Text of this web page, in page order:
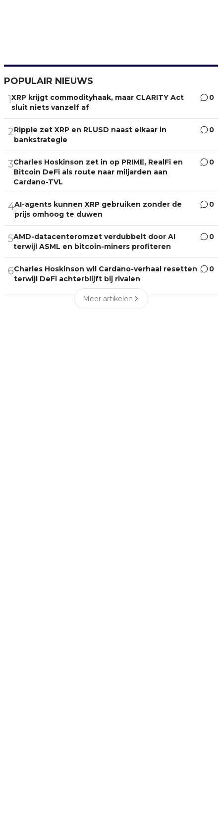
POPULAIR NIEUWS
1XRP krijgt commodityhaak, maar CLARITY Act
sluit niets vanzelf af
0
2Ripple zet XRP en RLUSD naast elkaar in
bankstrategie
0
3Charles Hoskinson zet in op PRIME, RealFi en
Bitcoin DeFi als route naar miljarden aan
Cardano-TVL
0
4AI-agents kunnen XRP gebruiken zonder de
prijs omhoog te duwen
0
5AMD-datacenteromzet verdubbelt door AI
terwijl ASML en bitcoin-miners profiteren
0
6Charles Hoskinson wil Cardano-verhaal resetten
terwijl DeFi achterblijft bij rivalen
0
Meer artikelen